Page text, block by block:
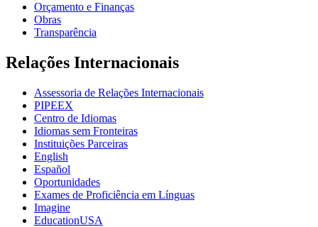
Orçamento e Finanças
Obras
Transparência
Relações Internacionais
Assessoria de Relações Internacionais
PIPEEX
Centro de Idiomas
Idiomas sem Fronteiras
Instituições Parceiras
English
Español
Oportunidades
Exames de Proficiência em Línguas
Imagine
EducationUSA